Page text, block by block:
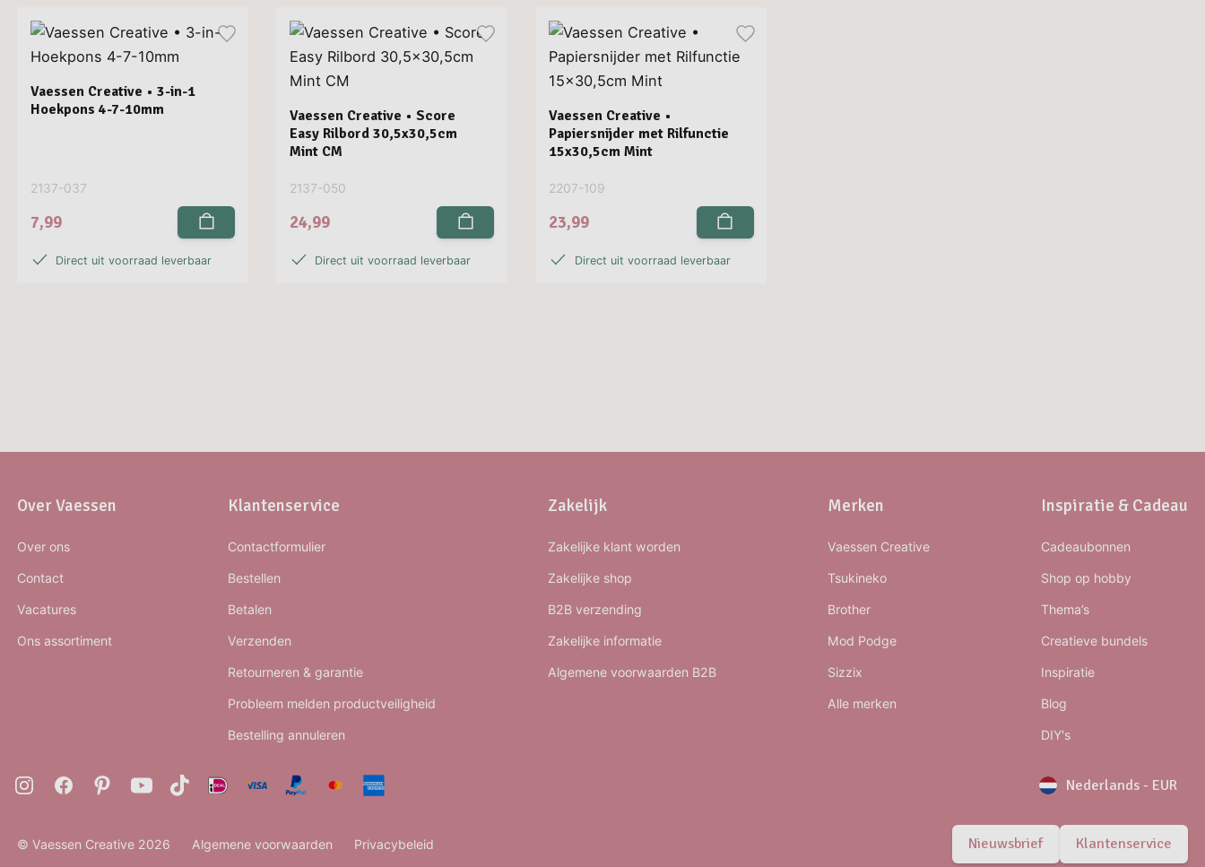
Vaessen Creative • 3-in-1
Hoekpons 4-7-10mm
2137-037
7,99
Direct uit voorraad leverbaar
Vaessen Creative • Score
Easy Rilbord 30,5x30,5cm
Mint CM
2137-050
24,99
Direct uit voorraad leverbaar
Vaessen Creative •
Papiersnijder met Rilfunctie
15x30,5cm Mint
2207-109
23,99
Direct uit voorraad leverbaar
Over Vaessen
Over ons
Contact
Vacatures
Ons assortiment
Klantenservice
Contactformulier
Bestellen
Betalen
Verzenden
Retourneren & garantie
Probleem melden productveiligheid
Bestelling annuleren
Zakelijk
Zakelijke klant worden
Zakelijke shop
B2B verzending
Zakelijke informatie
Algemene voorwaarden B2B
Merken
Vaessen Creative
Tsukineko
Brother
Mod Podge
Sizzix
Alle merken
Inspiratie & Cadeau
Cadeaubonnen
Shop op hobby
Thema’s
Creatieve bundels
Inspiratie
Blog
DIY's
Nederlands - EUR
Nieuwsbrief Klantenservice
© Vaessen Creative 2026 Algemene voorwaarden Privacybeleid